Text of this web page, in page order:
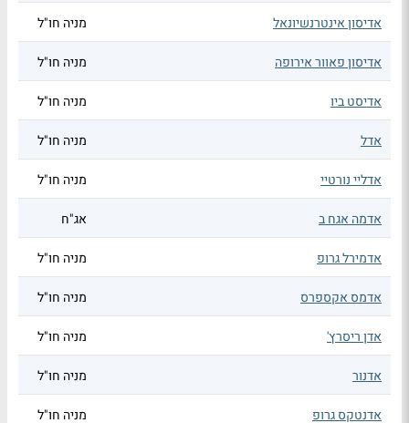
אדיסון אינטרנשיונאל מניה חו"ל
אדיסון פאוור אירופה מניה חו"ל
אדיסט ביו מניה חו"ל
אדל מניה חו"ל
אדליי נורטיי מניה חו"ל
אדמה אגח ב אג"ח
אדמירל גרופ מניה חו"ל
אדמס אקספרס מניה חו"ל
אדן ריסרץ' מניה חו"ל
אדנור מניה חו"ל
אדנטקס גרופ מניה חו"ל